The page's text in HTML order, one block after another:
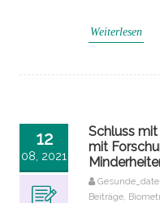
Weiterlesen
12
08, 2021
Schluss
mit
Beiträge,